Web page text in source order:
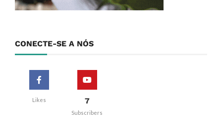
CONECTE-SE A NÓS
Likes 7
Subscribers